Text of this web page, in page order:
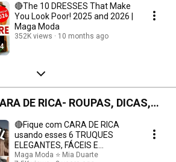
🔴The 10 DRESSES That Make
You Look Poor! 2025 and 2026 |
Maga Moda
352K views 10 months ago
DE RICA- ROUPAS, DICAS,
E MAIS
🔴Fique com CARA DE RICA
usando esses 6 TRUQUES
ELEGANTES, FÁCEIS E
BARATOS | Maga Moda |
Maga Moda ⭐ Mia Duarte